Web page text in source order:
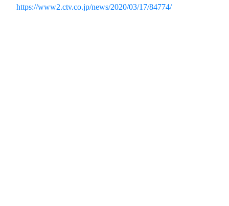
https://www2.ctv.co.jp/news/2020/03/17/84774/